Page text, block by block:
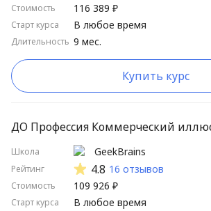
Стоимость
Старт курса
Длительность
116 389 ₽
9 мес.
В любое время
Купить курс
ДО Профессия Коммерческий
Школа
Рейтинг
Стоимость
Старт курса
GeekBrains
4.8 16 отзывов
109 926 ₽
В любое время